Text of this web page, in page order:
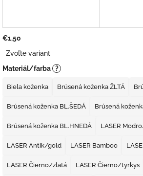
€1,50
cena:
Zvoľte variant
Materiál/farba ?
Biela koženka Brúsená koženka ŽLTÁ
Brúsená koženka BL.ŠEDÁ Brúsená
Brúsená koženka BL.HNEDÁ LASER
LASER Antik/gold LASER Bamboo
LASER Čierno/zlatá LASER Čierno/tyrkys